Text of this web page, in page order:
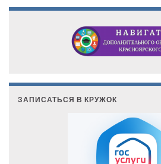
ЗАПИСАТЬСЯ В КРУЖОК